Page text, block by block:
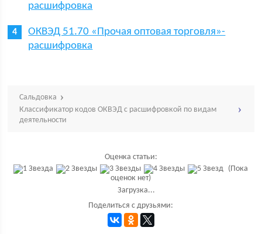
расшифровка
ОКВЭД 51.70 «Прочая оптовая торговля»-
расшифровка
Сальдовка
Классификатор кодов ОКВЭД с расшифровкой по видам
деятельности
Оценка статьи:
(Пока
оценок нет)
Загрузка...
Поделиться с друзьями: